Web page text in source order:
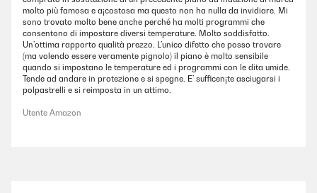
molto più famosa e a¡costosa ma questo non ha nulla da invidiare. Mi
sono trovato molto bene anche perché ha molti programmi che
consentono di impostare diversi temperature. Molto soddisfatto.
Un’ottima rapporto qualità prezzo. L’unico difetto che posso trovare
(ma volendo essere veramente pignolo) il piano è molto sensibile
quando si impostano le temperature ed i programmi con le dita umide.
Tende ad andare in protezione e si spegne. E’ sufficen¡te asciugarsi i
polpastrelli e si reimposta in un attimo.
Utente Amazon